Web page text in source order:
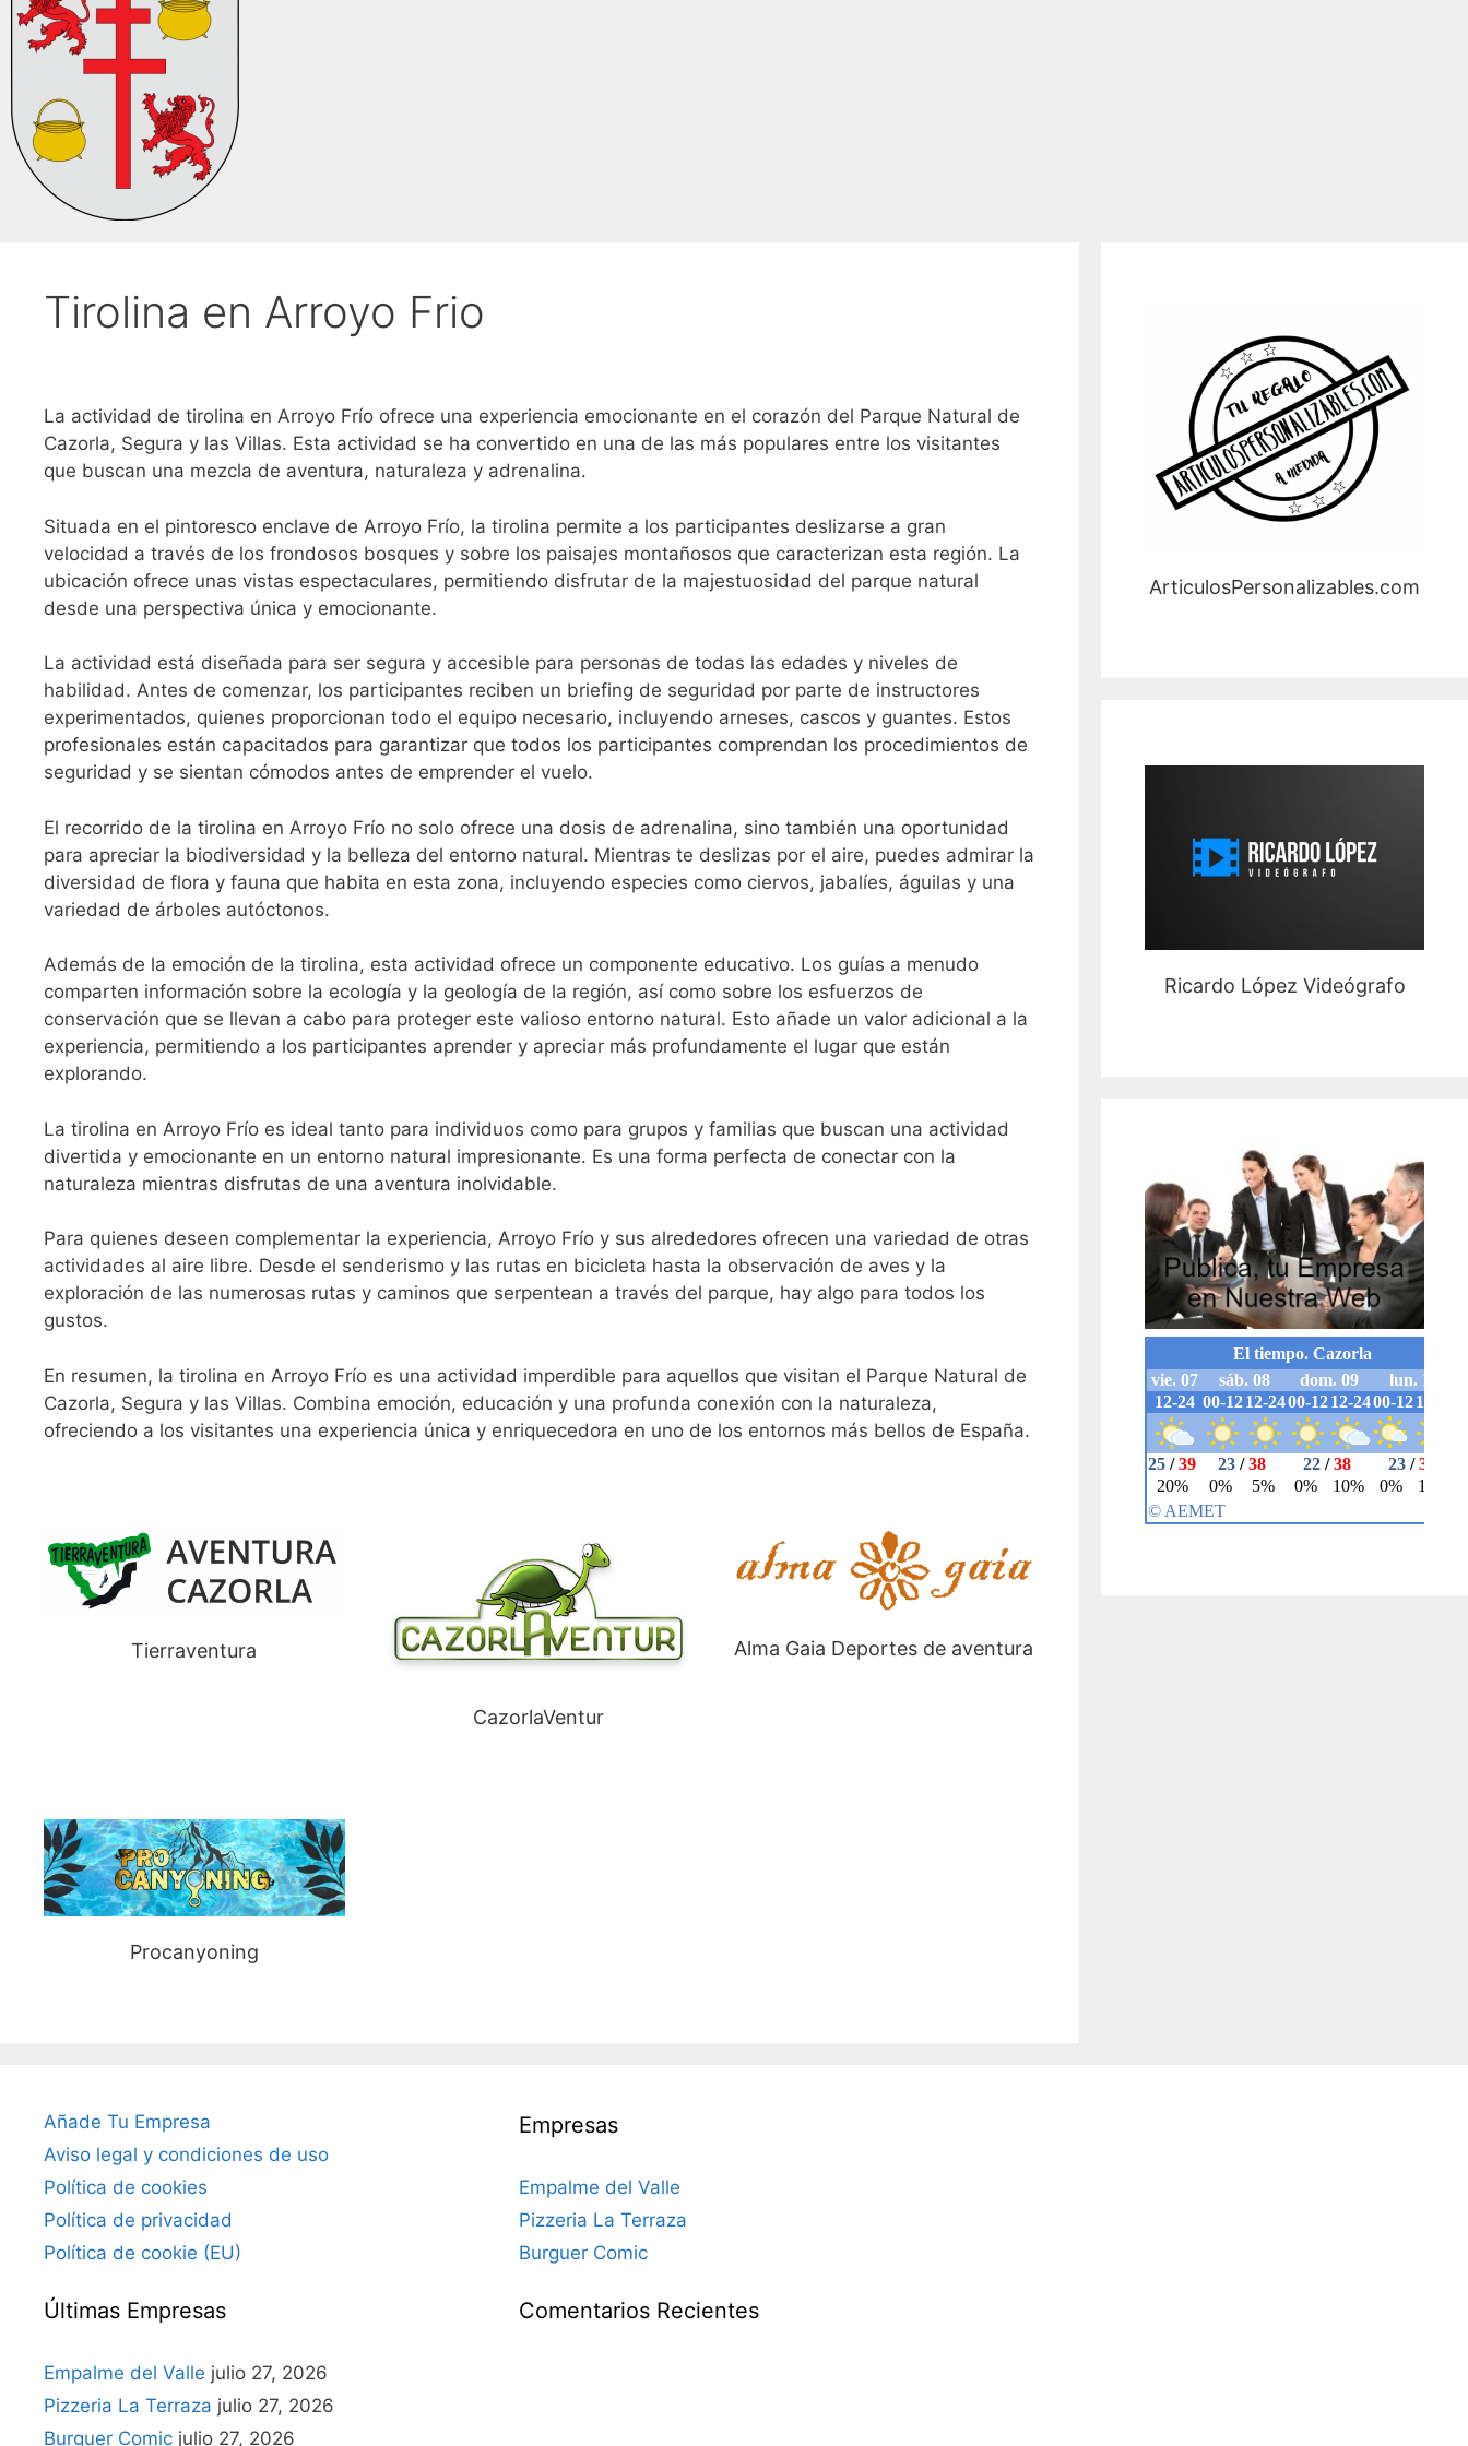
Tirolina en Arroyo Frio
La actividad de tirolina en Arroyo Frío ofrece una experiencia emocionante en el corazón del Parque Natural de
Cazorla, Segura y las Villas. Esta actividad se ha convertido en una de las más populares entre los visitantes
que buscan una mezcla de aventura, naturaleza y adrenalina.
Situada en el pintoresco enclave de Arroyo Frío, la tirolina permite a los participantes deslizarse a gran
velocidad a través de los frondosos bosques y sobre los paisajes montañosos que caracterizan esta región. La
ubicación ofrece unas vistas espectaculares, permitiendo disfrutar de la majestuosidad del parque natural
desde una perspectiva única y emocionante.
La actividad está diseñada para ser segura y accesible para personas de todas las edades y niveles de
habilidad. Antes de comenzar, los participantes reciben un briefing de seguridad por parte de instructores
experimentados, quienes proporcionan todo el equipo necesario, incluyendo arneses, cascos y guantes. Estos
profesionales están capacitados para garantizar que todos los participantes comprendan los procedimientos de
seguridad y se sientan cómodos antes de emprender el vuelo.
El recorrido de la tirolina en Arroyo Frío no solo ofrece una dosis de adrenalina, sino también una oportunidad
para apreciar la biodiversidad y la belleza del entorno natural. Mientras te deslizas por el aire, puedes admirar la
diversidad de flora y fauna que habita en esta zona, incluyendo especies como ciervos, jabalíes, águilas y una
variedad de árboles autóctonos.
Además de la emoción de la tirolina, esta actividad ofrece un componente educativo. Los guías a menudo
comparten información sobre la ecología y la geología de la región, así como sobre los esfuerzos de
conservación que se llevan a cabo para proteger este valioso entorno natural. Esto añade un valor adicional a la
experiencia, permitiendo a los participantes aprender y apreciar más profundamente el lugar que están
explorando.
La tirolina en Arroyo Frío es ideal tanto para individuos como para grupos y familias que buscan una actividad
divertida y emocionante en un entorno natural impresionante. Es una forma perfecta de conectar con la
naturaleza mientras disfrutas de una aventura inolvidable.
Para quienes deseen complementar la experiencia, Arroyo Frío y sus alrededores ofrecen una variedad de otras
actividades al aire libre. Desde el senderismo y las rutas en bicicleta hasta la observación de aves y la
exploración de las numerosas rutas y caminos que serpentean a través del parque, hay algo para todos los
gustos.
En resumen, la tirolina en Arroyo Frío es una actividad imperdible para aquellos que visitan el Parque Natural de
Cazorla, Segura y las Villas. Combina emoción, educación y una profunda conexión con la naturaleza,
ofreciendo a los visitantes una experiencia única y enriquecedora en uno de los entornos más bellos de España.
Tierraventura
CazorlaVentur
Alma Gaia Deportes de aventura
Procanyoning
ArticulosPersonalizables.com
Ricardo López Videógrafo
Añade Tu Empresa
Aviso legal y condiciones de uso
Política de cookies
Política de privacidad
Política de cookie (EU)
Últimas Empresas
Empalme del Valle julio 27, 2026
Pizzeria La Terraza julio 27, 2026
Burguer Comic julio 27, 2026
Empresas
Empalme del Valle
Pizzeria La Terraza
Burguer Comic
Comentarios Recientes